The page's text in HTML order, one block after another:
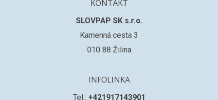
KONTAKT
SLOVPAP SK s.r.o.
Kamenná cesta 3
010 88 Žilina
INFOLINKA
Tel.: +421917143901